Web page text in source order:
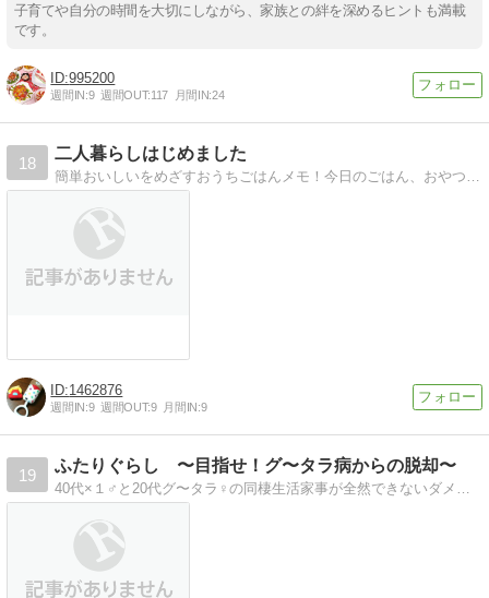
子育てや自分の時間を大切にしながら、家族との絆を深めるヒントも満載
です。
995200
週間IN:9 週間OUT:117 月間IN:24
18
二人暮らしはじめました
1462876
週間IN:9 週間OUT:9 月間IN:9
19
ふたりぐらし 〜目指せ！グ〜タラ病からの脱却〜